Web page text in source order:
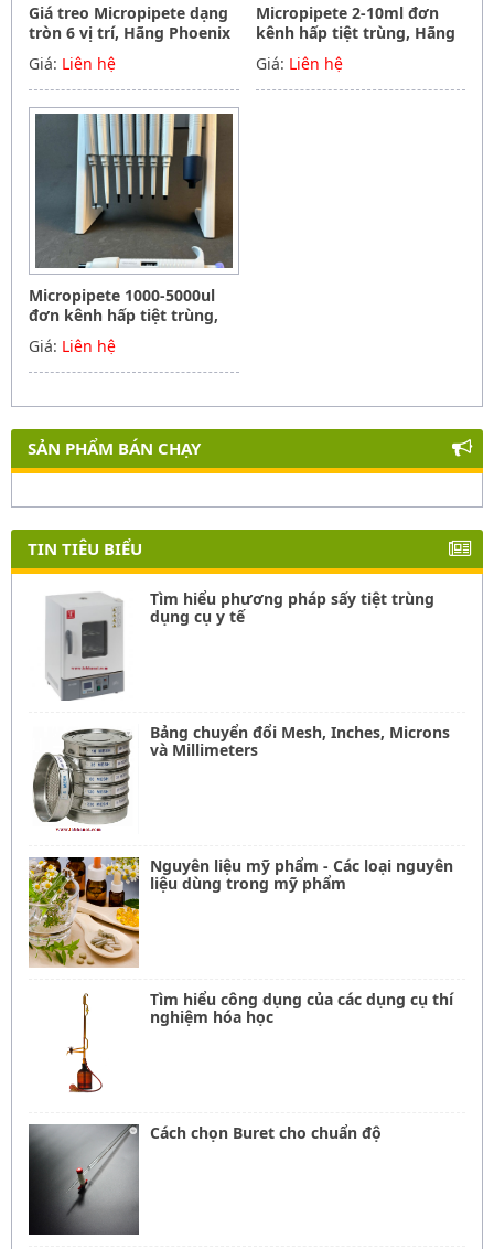
Giá treo Micropipete dạng
tròn 6 vị trí, Hãng Phoenix
instrument Germany
Giá: Liên hệ
Micropipete 2-10ml đơn
kênh hấp tiệt trùng, Hãng
Phoenix instrument
Germany
Giá: Liên hệ
Micropipete 1000-5000ul
đơn kênh hấp tiệt trùng,
Hãng Phoenix instrument
Germany
Giá: Liên hệ
SẢN PHẨM BÁN CHẠY
TIN TIÊU BIỂU
Tìm hiểu phương pháp sấy tiệt trùng
dụng cụ y tế
Bảng chuyển đổi Mesh, Inches, Microns
và Millimeters
Nguyên liệu mỹ phẩm - Các loại nguyên
liệu dùng trong mỹ phẩm
Tìm hiểu công dụng của các dụng cụ thí
nghiệm hóa học
Cách chọn Buret cho chuẩn độ